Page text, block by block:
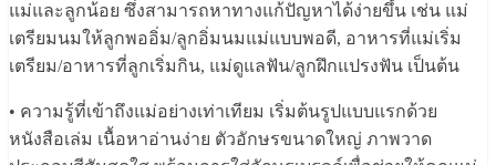
แม่และลูกน้อย ซึ่งสามารถหาทางแก้ปัญหาได้ง่ายขึ้น เช่น แม่
เตรียมนมให้ลูกพออิ่ม/ลูกอิ่มนมแม่แบบพอดี, อาหารที่แม่เริ่ม
เตรียม/อาหารที่ลูกเริ่มกิน, แม่ดูแลฟัน/ลูกฝึกแปรงฟัน เป็นต้น
• ความรู้ที่เข้าถึงแม่อย่างเท่าเทียม เริ่มต้นรูปแบบแรกด้วย
หนังสือเล่ม เนื้อหาอ่านง่าย ตัวอักษรขนาดใหญ่ ภาพวาด